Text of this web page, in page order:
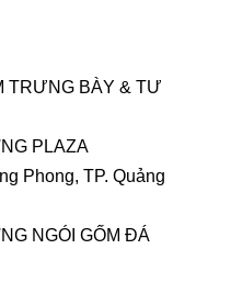
TRƯNG BÀY & TƯ
PLAZA
Phong, TP. Quảng
NGÓI GỐM ĐÁ